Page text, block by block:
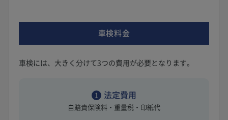
車検料金
車検には、大きく分けて3つの費用が必要となります。
1 法定費用
自賠責保険料・重量税・印紙代